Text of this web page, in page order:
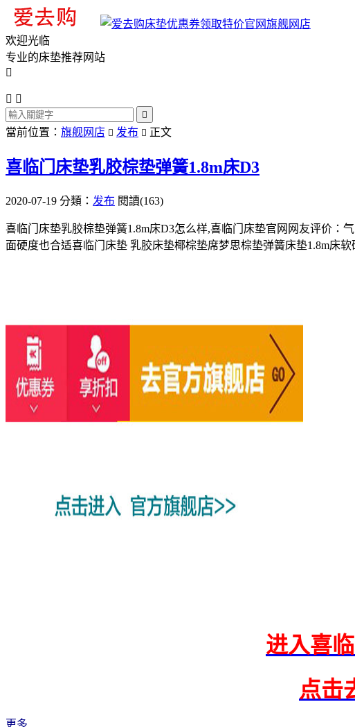
旗舰网店
欢迎光临
专业的床垫推荐网站

 

當前位置： 旗舰网店  发布  正文
喜临门床垫乳胶棕垫弹簧1.8m床D3
2020-07-19 分類： 发布 閱讀(163)
喜临门床垫乳胶棕垫弹簧1.8m床D3怎么样,喜临门床垫官网网友评价：
面硬度也合适喜临门床垫 乳胶床垫椰棕垫席梦思棕垫弹簧床垫1.8m床软
进入喜
点击
更多